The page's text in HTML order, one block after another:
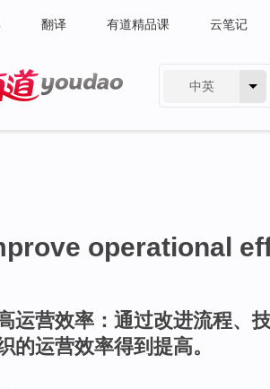
翻译 有道精品课 云笔记
中英
operational
运营效率：通过改进流程、
的运营效率得到提高。